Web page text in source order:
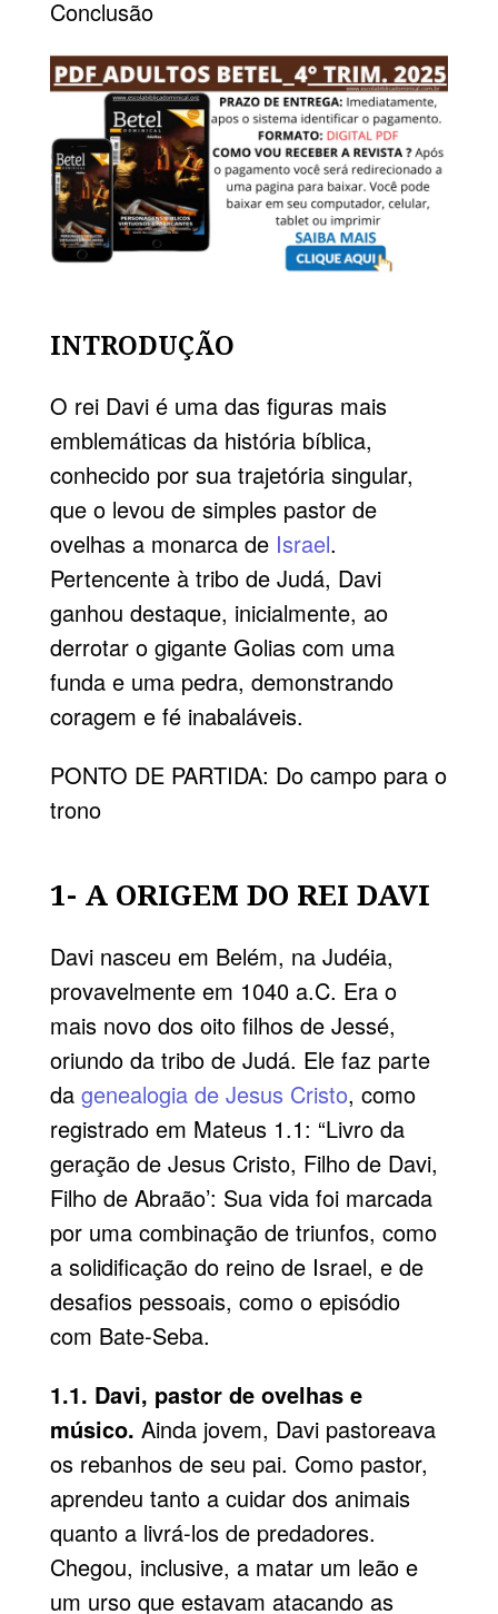
Conclusão
INTRODUÇÃO
O rei Davi é uma das figuras mais
emblemáticas da história bíblica,
conhecido por sua trajetória singular,
que o levou de simples pastor de
ovelhas a monarca de Israel.
Pertencente à tribo de Judá, Davi
ganhou destaque, inicialmente, ao
derrotar o gigante Golias com uma
funda e uma pedra, demonstrando
coragem e fé inabaláveis.
PONTO DE PARTIDA: Do campo para o
trono
1- A ORIGEM DO REI DAVI
Davi nasceu em Belém, na Judéia,
provavelmente em 1040 a.C. Era o
mais novo dos oito filhos de Jessé,
oriundo da tribo de Judá. Ele faz parte
da genealogia de Jesus Cristo, como
registrado em Mateus 1.1: “Livro da
geração de Jesus Cristo, Filho de Davi,
Filho de Abraão’: Sua vida foi marcada
por uma combinação de triunfos, como
a solidificação do reino de Israel, e de
desafios pessoais, como o episódio
com Bate-Seba.
1.1. Davi, pastor de ovelhas e
músico. Ainda jovem, Davi pastoreava
os rebanhos de seu pai. Como pastor,
aprendeu tanto a cuidar dos animais
quanto a livrá-los de predadores.
Chegou, inclusive, a matar um leão e
um urso que estavam atacando as